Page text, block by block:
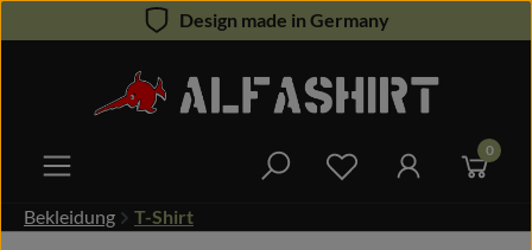
Zum Hauptinhalt springenDesign made in Germany
Du hast 0 0
Bekleidung T-Shirt